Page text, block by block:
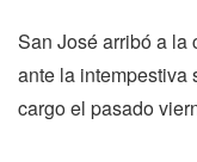
San José arribó a la
ante la intempestiva
cargo el pasado